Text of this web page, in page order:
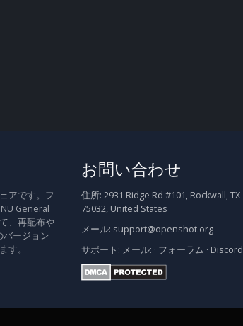
アです。フ
General
、再配布や
バージョン
す。
お問い合わせ
住所: 2931 Ridge Rd #101, Rockwall, TX
75032, United States
メール: support@openshot.org
サポート: メール: · フォーラム · Discord